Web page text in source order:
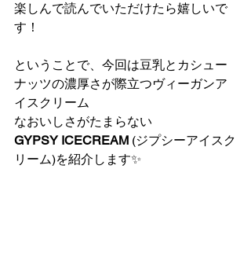
楽しんで読んでいただけたら嬉しいで
す！
ということで、今回は豆乳とカシュー
ナッツの濃厚さが際立つヴィーガンア
イスクリーム
なおいしさがたまらない
GYPSY ICECREAM (ジプシーアイスク
リーム)を紹介します✨